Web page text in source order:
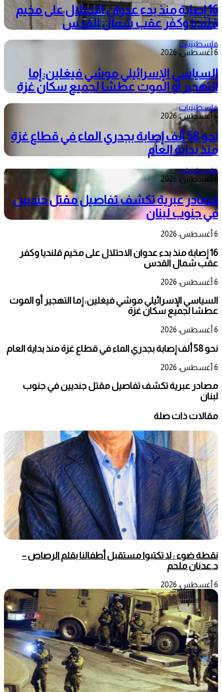
16 إصابة منذ بدء عدوان الاحتلال على مخيم
قلنديا وكفر عقب شمال القدس
فلسطينيات
6 أغسطس، 2026
السياسي الإسرائيلي موشي فيغلين: إما
التهجير أو الموت عطشا لجميع سكان غزة
فلسطينيات
6 أغسطس، 2026
نحو 58 ألف إصابة بجدري الماء في قطاع غزة
منذ بداية العام
فلسطينيات
6 أغسطس، 2026
مصادر عبرية تكشف تفاصيل مقتل جنديين
في جنوب لبنان
6 أغسطس، 2026
16 إصابة منذ بدء عدوان الاحتلال على مخيم قلنديا وكفر
عقب شمال القدس
6 أغسطس، 2026
السياسي الإسرائيلي موشي فيغلين: إما التهجير أو الموت
عطشا لجميع سكان غزة
6 أغسطس، 2026
نحو 58 ألف إصابة بجدري الماء في قطاع غزة منذ بداية العام
6 أغسطس، 2026
مصادر عبرية تكشف تفاصيل مقتل جنديين في جنوب
لبنان
مقالات ذات صلة
نقطة ضوء : لا تكتبوا مستقبل أطفالنا بقلم الرصاص –
د.عدنان ملحم
6 أغسطس، 2026